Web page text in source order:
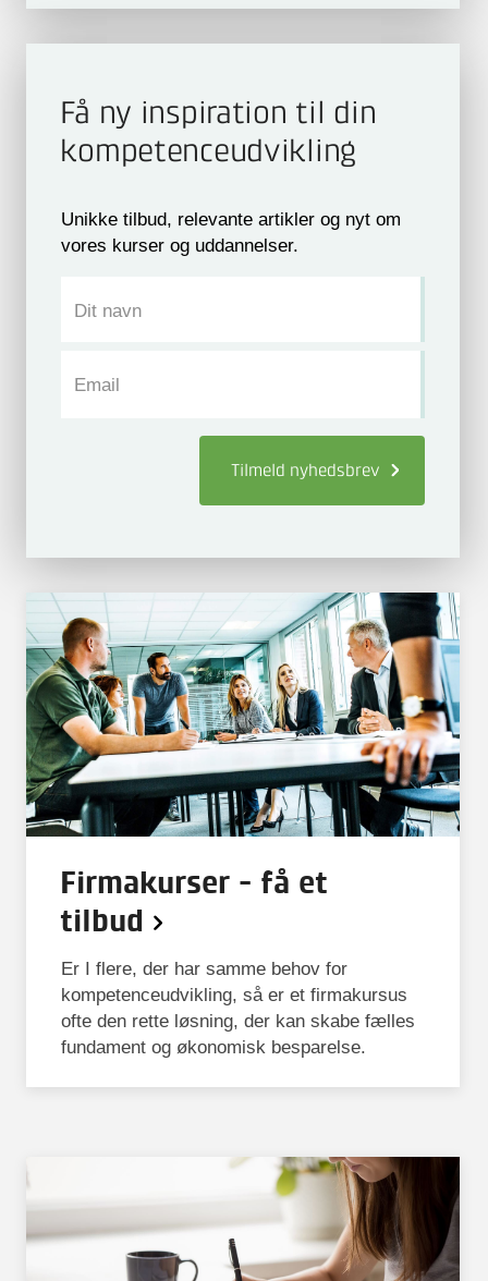
Få ny inspiration til din
kompetence­udvikling
Unikke tilbud, relevante artikler og nyt om
vores kurser og uddannelser.
Dit navn
Email
Tilmeld nyhedsbrev
Firmakurser - få et
tilbud
Er I flere, der har samme behov for
kompetenceudvikling, så er et firmakursus
ofte den rette løsning, der kan skabe fælles
fundament og økonomisk besparelse.